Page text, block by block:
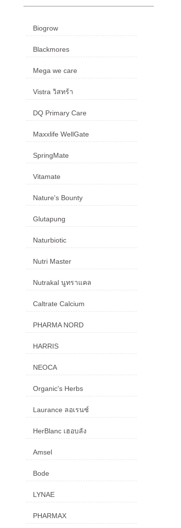
Biogrow
Blackmores
Mega we care
Vistra วิสทร้า
DQ Primary Care
Maxxlife WellGate
SpringMate
Vitamate
Nature's Bounty
Glutapung
Naturbiotic
Nutri Master
Nutrakal นูทราแคล
Caltrate Calcium
PHARMA NORD
HARRIS
NEOCA
Organic's Herbs
Laurance ลอเรนซ์
HerBlanc เฮอบลัง
Amsel
Bode
LYNAE
PHARMAX